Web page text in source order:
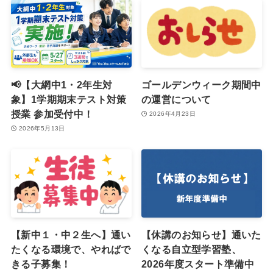
📢【大網中1・2年生対
象】1学期期末テスト対策
授業 参加受付中！
2026年5月13日
ゴールデンウィーク期間中
の運営について
2026年4月23日
【新中１・中２生へ】通い
たくなる環境で、やればで
きる子募集！
【休講のお知らせ】通いた
くなる自立型学習塾、
2026年度スタート準備中